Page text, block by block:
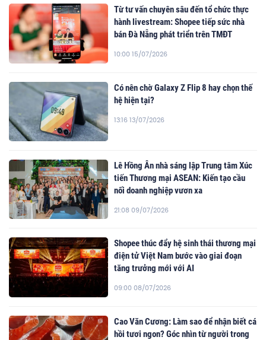
Từ tư vấn chuyên sâu đến tổ chức thực
hành livestream: Shopee tiếp sức nhà
bán Đà Nẵng phát triển trên TMĐT
10:00 15/07/2026
Có nên chờ Galaxy Z Flip 8 hay chọn thế
hệ hiện tại?
13:16 13/07/2026
Lê Hồng Ân nhà sáng lập Trung tâm Xúc
tiến Thương mại ASEAN: Kiến tạo cầu
nối doanh nghiệp vươn xa
21:08 09/07/2026
Shopee thúc đẩy hệ sinh thái thương mại
điện tử Việt Nam bước vào giai đoạn
tăng trưởng mới với AI
09:00 08/07/2026
Cao Văn Cương: Làm sao để nhận biết cá
hồi tươi ngon? Góc nhìn từ người trong